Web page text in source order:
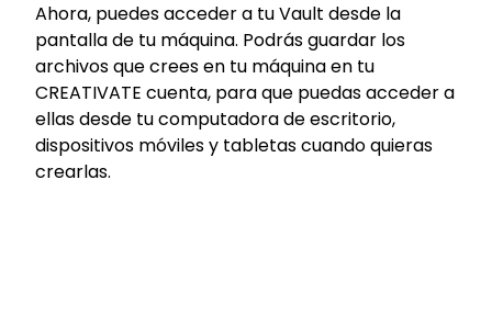
Ahora, puedes acceder a tu Vault desde la
pantalla de tu máquina. Podrás guardar los
archivos que crees en tu máquina en tu
CREATIVATE cuenta, para que puedas acceder a
ellas desde tu computadora de escritorio,
dispositivos móviles y tabletas cuando quieras
crearlas.